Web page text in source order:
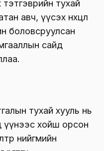
тэтгэврийн тухай
авч, үүсэх нөхцөл
боловсруулсан
сайд
тухай хууль нь
үүнээс хойш орсон
нийгмийн